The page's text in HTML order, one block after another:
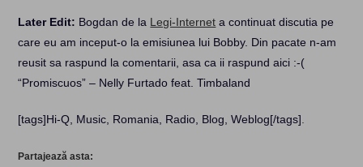
Later Edit: Bogdan de la Legi-Internet a continuat discutia pe
care eu am inceput-o la emisiunea lui Bobby. Din pacate n-am
reusit sa raspund la comentarii, asa ca ii raspund aici :-(
“Promiscuos” – Nelly Furtado feat. Timbaland
[tags]Hi-Q, Music, Romania, Radio, Blog, Weblog[/tags]
Partajează asta: